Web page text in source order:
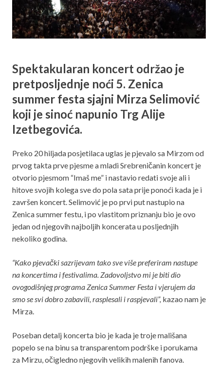
Spektakularan koncert održao je
pretposljednje noći 5. Zenica
summer festa sjajni Mirza Selimović
koji je sinoć napunio Trg Alije
Izetbegovića.
Preko 20 hiljada posjetilaca uglas je pjevalo sa Mirzom od
prvog takta prve pjesme a mladi Srebreničanin koncert je
otvorio pjesmom “Imaš me” i nastavio redati svoje ali i
hitove svojih kolega sve do pola sata prije ponoći kada je i
završen koncert. Selimović je po prvi put nastupio na
Zenica summer festu, i po vlastitom priznanju bio je ovo
jedan od njegovih najboljih koncerata u posljednjih
nekoliko godina.
“Kako pjevački sazrijevam tako sve više preferiram nastupe
na koncertima i festivalima. Zadovoljstvo mi je biti dio
ovogodišnjeg programa Zenica Summer Festa i vjerujem da
smo se svi dobro zabavili, rasplesali i raspjevali”, kazao nam je
Mirza.
Poseban detalj koncerta bio je kada je troje mališana
popelo se na binu sa transparentom podrške i porukama
za Mirzu, očigledno njegovih velikih malenih fanova.